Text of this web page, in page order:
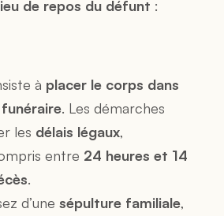
de repos du défunt :
à placer le corps dans
. Les démarches
les délais légaux,
entre 24 heures et 14
.
d’une sépulture familiale,